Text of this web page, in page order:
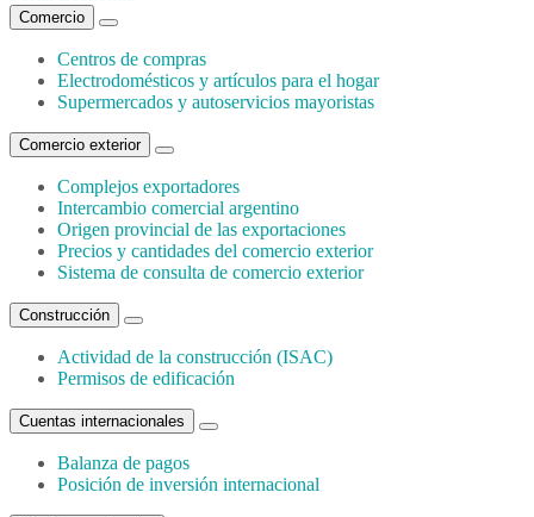
Comercio
Centros de compras
Electrodomésticos y artículos para el hogar
Supermercados y autoservicios mayoristas
Comercio exterior
Complejos exportadores
Intercambio comercial argentino
Origen provincial de las exportaciones
Precios y cantidades del comercio exterior
Sistema de consulta de comercio exterior
Construcción
Actividad de la construcción (ISAC)
Permisos de edificación
Cuentas internacionales
Balanza de pagos
Posición de inversión internacional